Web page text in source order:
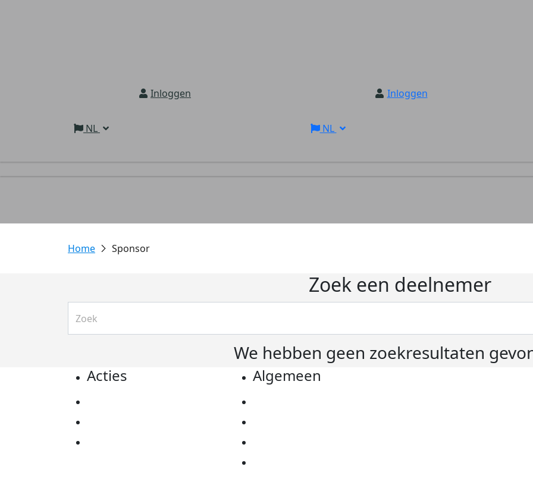
Inloggen
NL
Inloggen
NL
Sponsor
Zoek een deelnemer
We hebben geen zoekresultaten
Acties Algemeen